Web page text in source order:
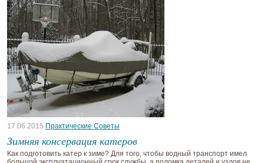
17.06.2015 Практические Советы
Зимняя консервация катеров
Как подготовить катер к зиме? Для того, чтобы водный транспорт имел